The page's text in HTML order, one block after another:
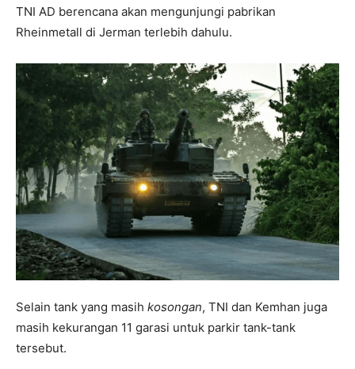
TNI AD berencana akan mengunjungi pabrikan
Rheinmetall di Jerman terlebih dahulu.
Selain tank yang masih kosongan, TNI dan Kemhan juga
masih kekurangan 11 garasi untuk parkir tank-tank
tersebut.